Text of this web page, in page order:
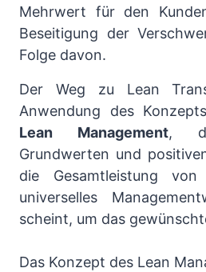
Mehrwert für den
Beseitigung der
Folge davon.
Der Weg zu Lean
Anwendung des
Lean Management,
Grundwerten und
die Gesamtleistung
universelles
scheint, um das
Das Konzept des Lean